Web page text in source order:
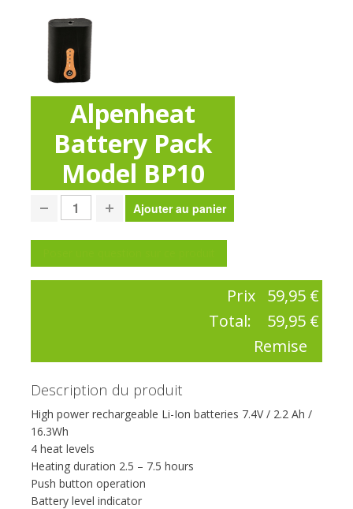
Alpenheat
Battery Pack
Model BP10
Prix 59,95 €
Total:
59,95 €
Remise
Description du produit
High power rechargeable Li-Ion batteries 7.4V / 2.2 Ah /
16.3Wh
4 heat levels
Heating duration 2.5 – 7.5 hours
Push button operation
Battery level indicator